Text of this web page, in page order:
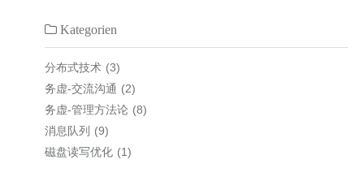
Kategorien
分布式技术
3
务虚-交流沟通
2
务虚-管理方法论
8
消息队列
9
磁盘读写优化
1